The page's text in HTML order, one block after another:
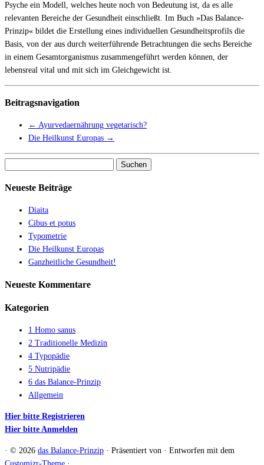
Psyche ein Modell, welches heute noch von Bedeutung ist, da es alle
relevanten Bereiche der Gesundheit einschließt. Im Buch »Das Balance-
Prinzip« bildet die Erstellung eines individuellen Gesundheitsprofils die
Basis, von der aus durch weiterführende Betrachtungen die sechs Bereiche
in einem Gesamtorganismus zusammengeführt werden können, der
lebensreal vital und mit sich im Gleichgewicht ist.
Beitragsnavigation
← Ayurvedaernährung vegetarisch?
Die Heilkunst Europas →
Neueste Beiträge
Diaita
Cibus et potus
Typometrie
Die Heilkunst Europas
Ganzheitliche Gesundheit!
Neueste Kommentare
Kategorien
1 Homo sanus
2 Traditionelle Medizin
4 Typopädie
5 Nutripädie
6 das Balance-Prinzip
Allgemein
Hier bitte Registrieren
Hier bitte Anmelden
· © 2026 das Balance-Prinzip · Präsentiert von · Entworfen mit dem